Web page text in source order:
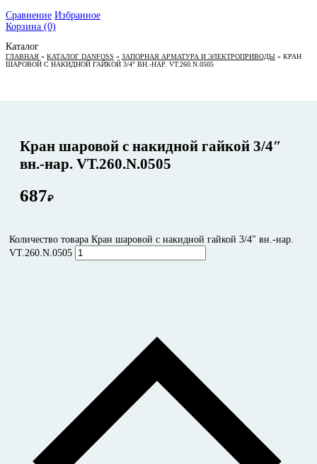
Сравнение Избранное
Корзина (0)
Каталог
ГЛАВНАЯ » КАТАЛОГ DANFOSS » ЗАПОРНАЯ АРМАТУРА И ЭЛЕКТРОПРИВОДЫ » КРАН
ШАРОВОЙ С НАКИДНОЙ ГАЙКОЙ 3/4″ ВН.-НАР. VT.260.N.0505
Кран шаровой с накидной гайкой 3/4″
вн.-нар. VT.260.N.0505
687₽
Количество товара Кран шаровой с накидной гайкой 3/4" вн.-нар.
VT.260.N.0505